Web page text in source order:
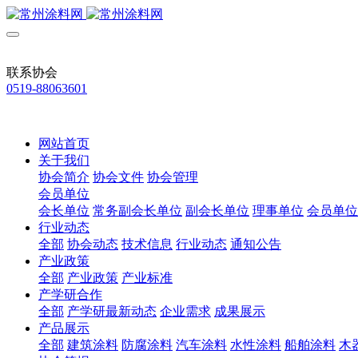
联系协会
0519-88063601
网站首页
关于我们
协会简介 协会文件 协会管理
会员单位
会长单位 常务副会长单位 副会长单位 理事单位 会员单位
行业动态
全部 协会动态 技术信息 行业动态 通知公告
产业政策
全部 产业政策 产业标准
产学研合作
全部 产学研最新动态 企业需求 成果展示
产品展示
全部 建筑涂料 防腐涂料 汽车涂料 水性涂料 船舶涂料 木